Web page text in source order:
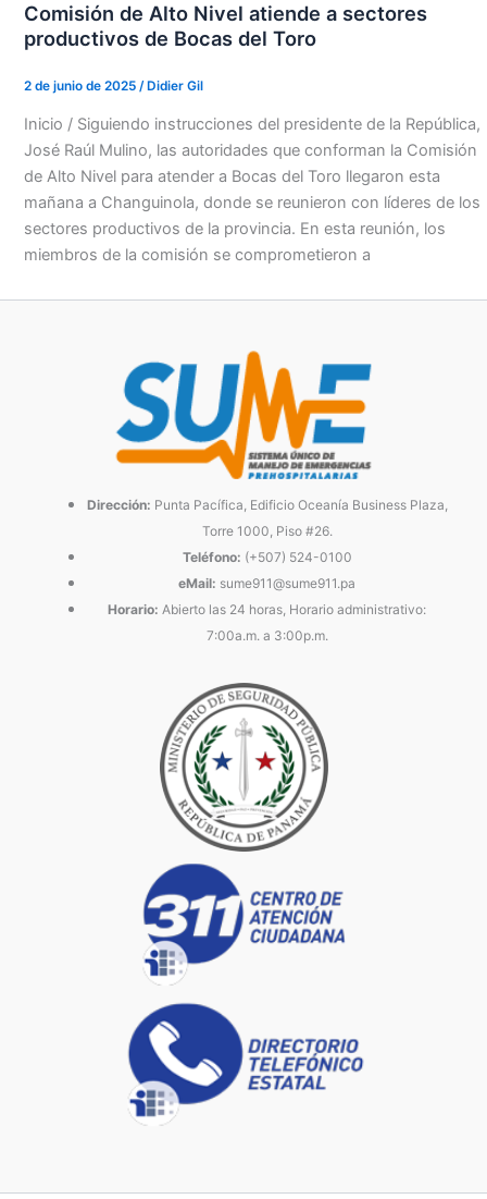
Comisión de Alto Nivel atiende a sectores
productivos de Bocas del Toro
2 de junio de 2025 /Didier Gil
Inicio / Siguiendo instrucciones del presidente de la República,
José Raúl Mulino, las autoridades que conforman la Comisión
de Alto Nivel para atender a Bocas del Toro llegaron esta
mañana a Changuinola, donde se reunieron con líderes de los
sectores productivos de la provincia. En esta reunión, los
miembros de la comisión se comprometieron a
Dirección: Punta Pacífica, Edificio Oceanía Business Plaza,
Torre 1000, Piso #26.
Teléfono: (+507) 524-0100
eMail: sume911@sume911.pa
Horario: Abierto las 24 horas, Horario administrativo:
7:00a.m. a 3:00p.m.